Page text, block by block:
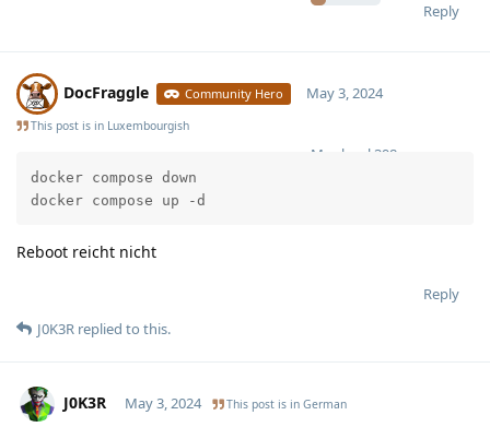
Reply
DocFraggle Community Hero
Moolevel 398
May 3, 2024
This post is in Luxembourgish
docker compose down
docker compose up -d
Reboot reicht nicht
Reply
J0K3R replied to this.
J0K3R May 3, 2024 This post is in German